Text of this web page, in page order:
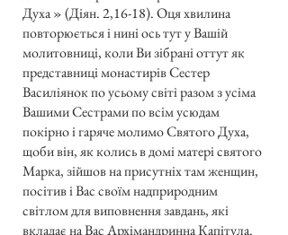
Духа » (Діян. 2,16-18). Оця хвилина
повторюється і нині ось тут у Вашій
молитовниці, коли Ви зібрані оттут як
представниці монастирів Сестер
Василіянок по усьому світі разом з усіма
Вашими Сестрами по всім усюдам
покірно і гаряче молимо Святого Духа,
щоби він, як колись в домі матері святого
Марка, зійшов на присутніх там женщин,
посітив і Вас своїм надприродним
світлом для виповнення завдань, які
вкладає на Вас Архімандринна Капітула.